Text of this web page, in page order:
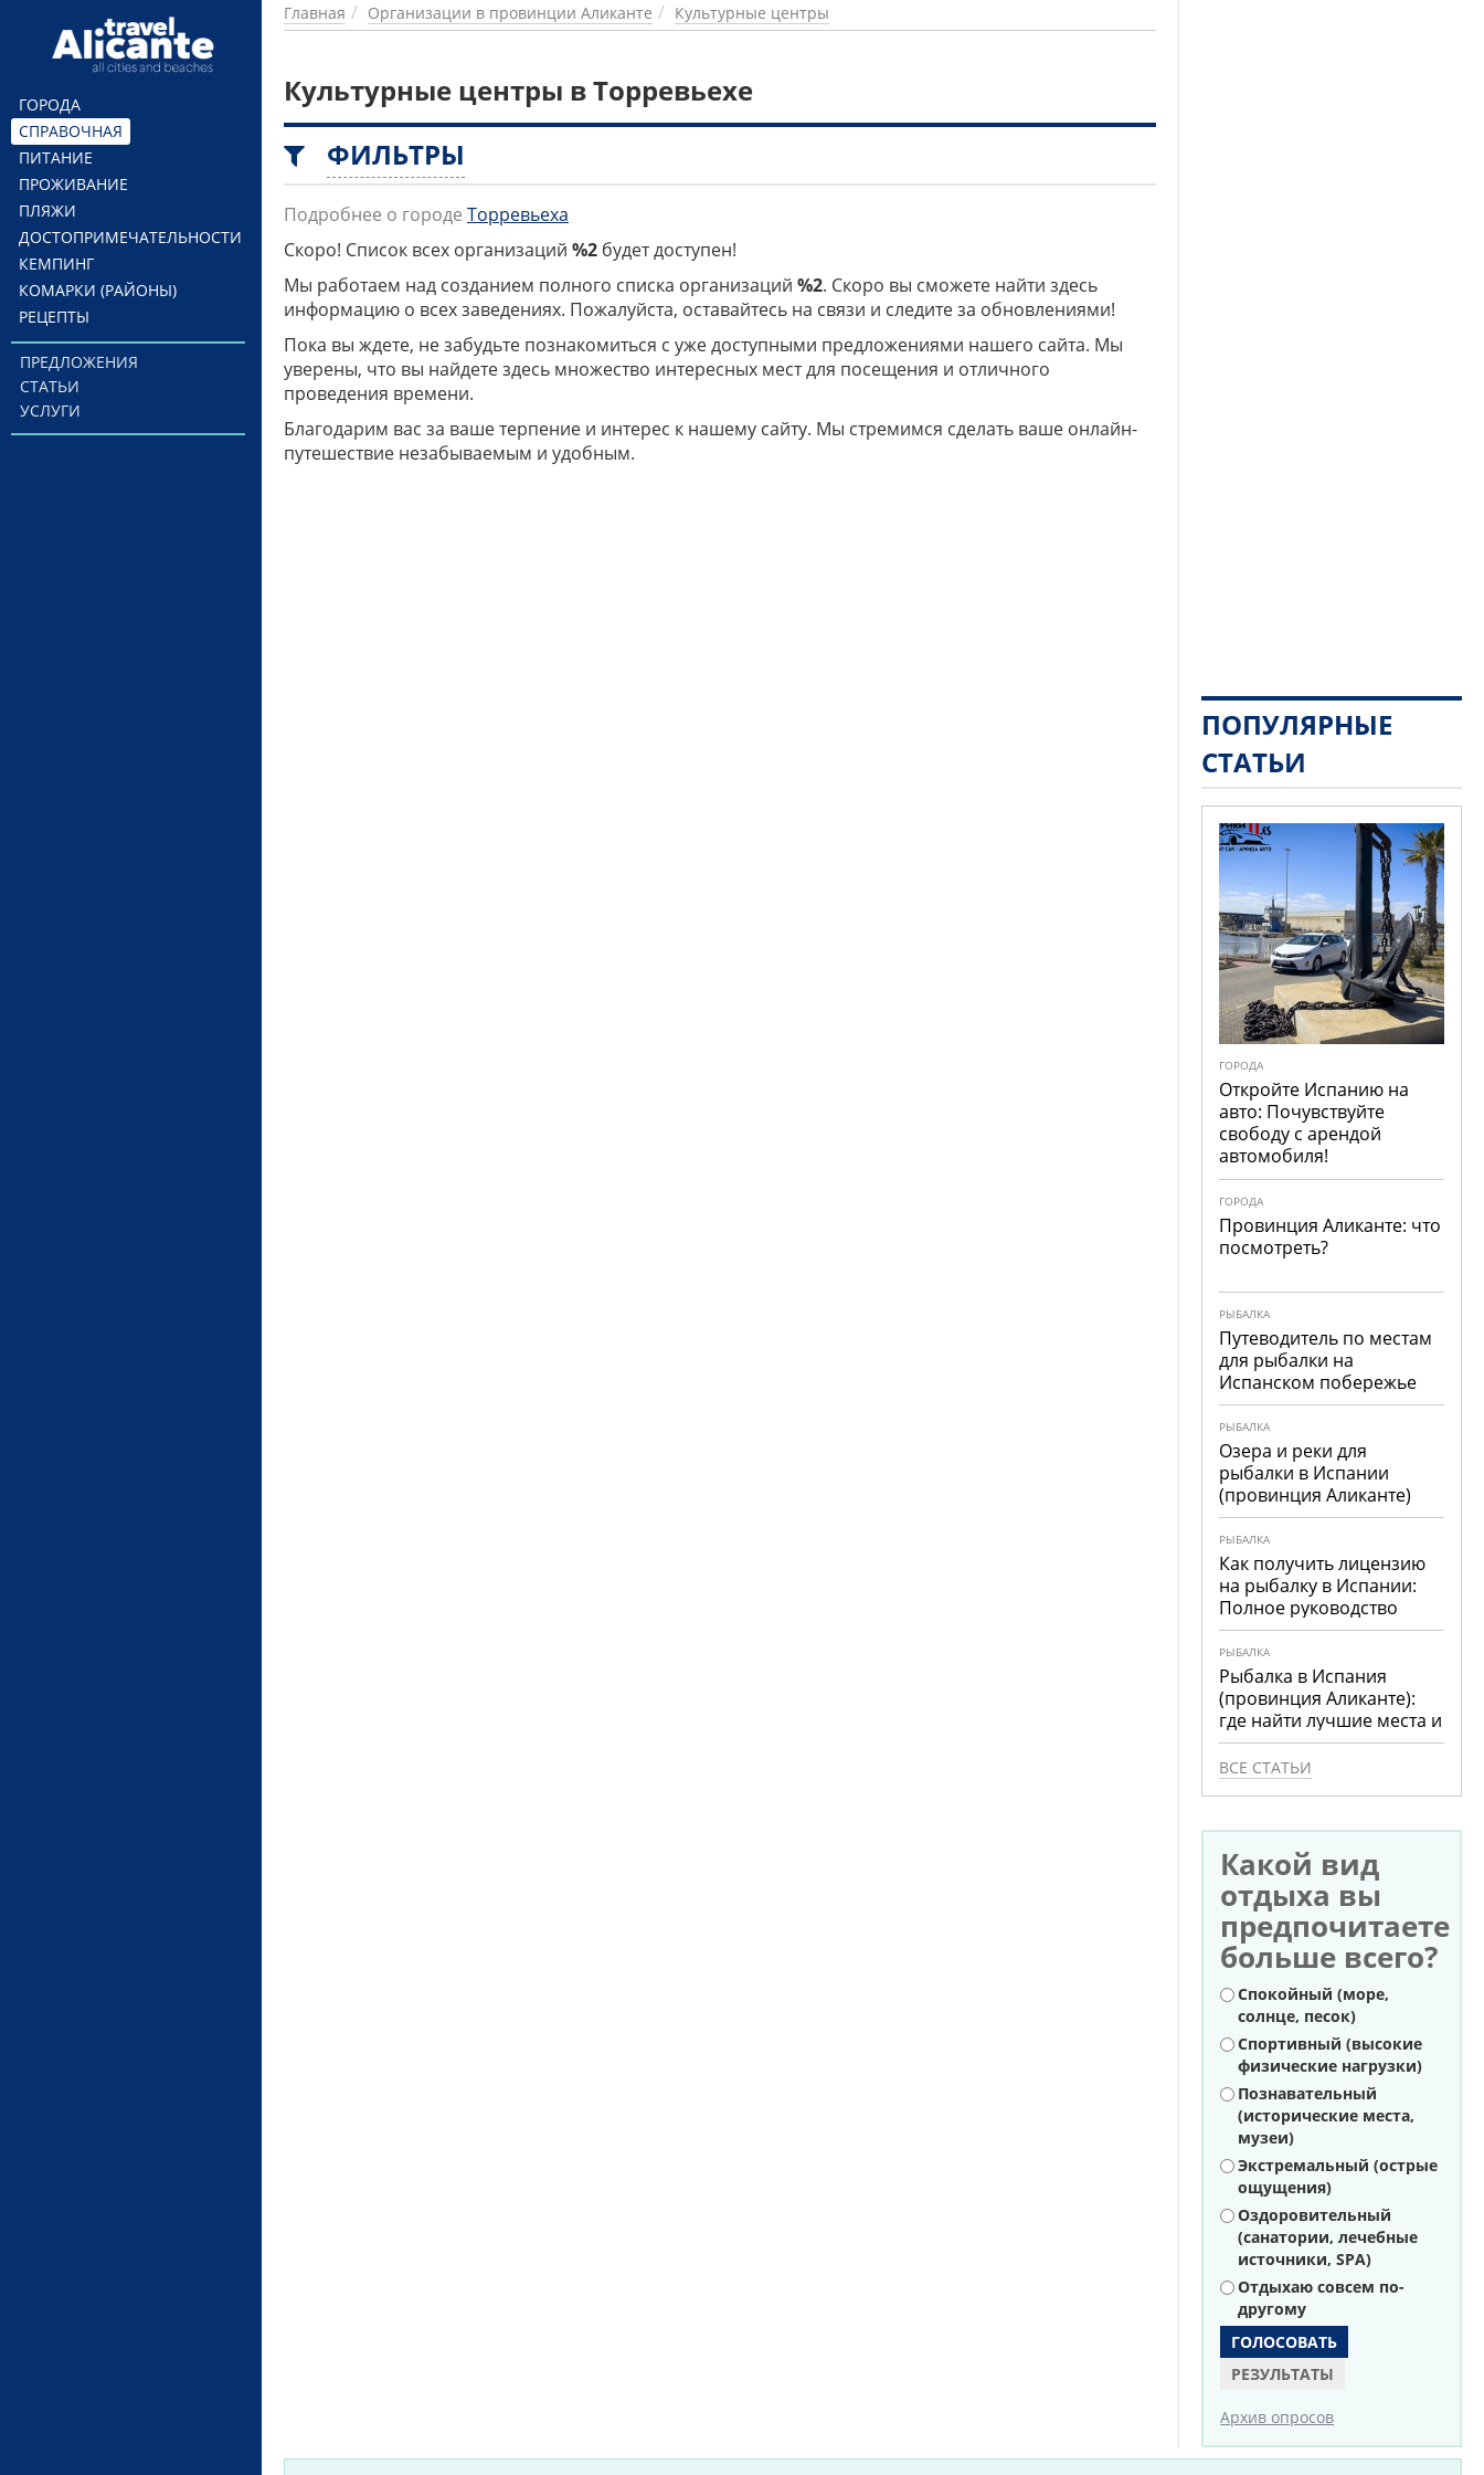
Перейти к основному содержанию
ГОРОДА
СПРАВОЧНАЯ
ПИТАНИЕ
ПРОЖИВАНИЕ
ПЛЯЖИ
ДОСТОПРИМЕЧАТЕЛЬНОСТИ
КЕМПИНГ
КОМАРКИ (РАЙОНЫ)
РЕЦЕПТЫ
ПРЕДЛОЖЕНИЯ
СТАТЬИ
УСЛУГИ
Главная Организации в провинции Аликанте Культурные центры
Культурные центры в Торревьехе
ФИЛЬТРЫ
Подробнее о городе Торревьеха
Скоро! Список всех организаций %2 будет доступен!
Мы работаем над созданием полного списка организаций %2. Скоро вы сможете найти здесь
информацию о всех заведениях. Пожалуйста, оставайтесь на связи и следите за обновлениями!
Пока вы ждете, не забудьте познакомиться с уже доступными предложениями нашего сайта. Мы
уверены, что вы найдете здесь множество интересных мест для посещения и отличного
проведения времени.
Благодарим вас за ваше терпение и интерес к нашему сайту. Мы стремимся сделать ваше онлайн-
путешествие незабываемым и удобным.
ПОПУЛЯРНЫЕ
СТАТЬИ
ГОРОДА
Откройте Испанию на
авто: Почувствуйте
свободу с арендой
автомобиля!
ГОРОДА
Провинция Аликанте: что
посмотреть?
РЫБАЛКА
Путеводитель по местам
для рыбалки на
Испанском побережье
РЫБАЛКА
Озера и реки для
рыбалки в Испании
(провинция Аликанте)
РЫБАЛКА
Как получить лицензию
на рыбалку в Испании:
Полное руководство
РЫБАЛКА
Рыбалка в Испания
(провинция Аликанте):
где найти лучшие места и
что ловить
ВСЕ СТАТЬИ
Какой вид
отдыха вы
предпочитаете
больше всего?
Варианты
Спокойный (море,
солнце, песок)
Спортивный (высокие
физические нагрузки)
Познавательный
(исторические места,
музеи)
Экстремальный (острые
ощущения)
Оздоровительный
(санатории, лечебные
источники, SPA)
Отдыхаю совсем по-
другому
РЕЗУЛЬТАТЫ
Архив опросов